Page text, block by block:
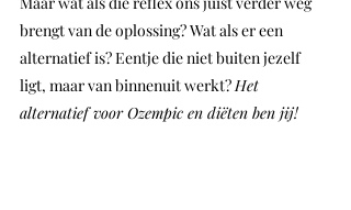
brengt van de oplossing? Wat als er een
alternatief is? Eentje die niet buiten jezelf
ligt, maar van binnenuit werkt? Het
alternatief voor Ozempic en diëten ben jij!